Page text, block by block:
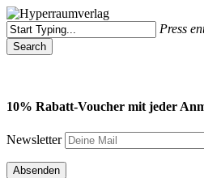
Press
Search
10% Rabatt-Voucher mit jeder
Newsletter